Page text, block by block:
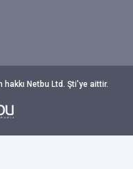
Netbu Ltd. Şti'ye aittir.